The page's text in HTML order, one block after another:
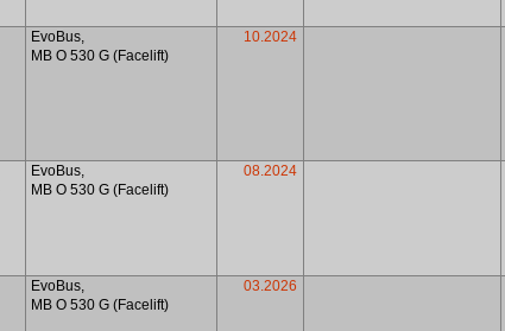
EvoBus,
MB O 530 G (Facelift)
10.2024
EvoBus,
MB O 530 G (Facelift)
08.2024
EvoBus,
MB O 530 G (Facelift)
03.2026